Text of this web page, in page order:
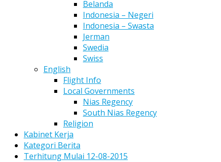
Belanda
Indonesia – Negeri
Indonesia – Swasta
Jerman
Swedia
Swiss
English
Flight Info
Local Governments
Nias Regency
South Nias Regency
Religion
Kabinet Kerja
Kategori Berita
Terhitung Mulai 12-08-2015